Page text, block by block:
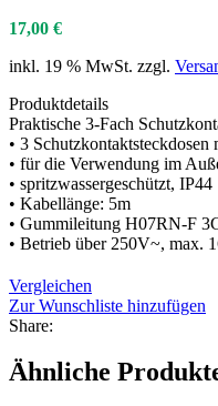
17,00 €
inkl. 19 % MwSt. zzgl.
Produktdetails
Praktische 3-Fach
• 3
• für die Verwendung im
• spritzwassergeschützt, IP44
• Kabellänge: 5m
• Gummileitung H07RN-F
• Betrieb über 250V~, max.
Vergleichen
Zur Wunschliste hinzufügen
Share:
Ähnliche